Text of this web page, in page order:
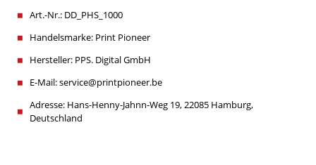
Art.-Nr.: DD_PHS_1000
Handelsmarke: Print Pioneer
Hersteller: PPS. Digital GmbH
E-Mail: service@printpioneer.be
Adresse: Hans-Henny-Jahnn-Weg 19, 22085 Hamburg,
Deutschland